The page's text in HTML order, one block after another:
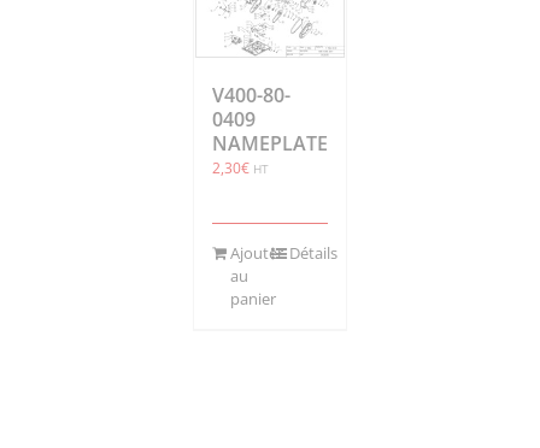
V400-80-
0409
NAMEPLATE
2,30€ HT
Ajouter
au
panier
Détails